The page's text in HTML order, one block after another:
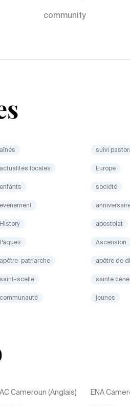
community
aînés suivi
actualités locales Europe
enfants société
événement
History apostolat
Pâques Ascension
apôtre-patriarche apôtre de
saint-scellé sainte cène
communauté jeunes
Cameroun (Anglais) ENA